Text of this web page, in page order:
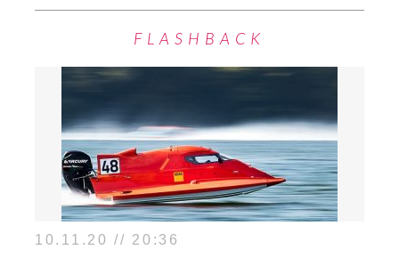
FLASHBACK
10.11.20 // 20:36